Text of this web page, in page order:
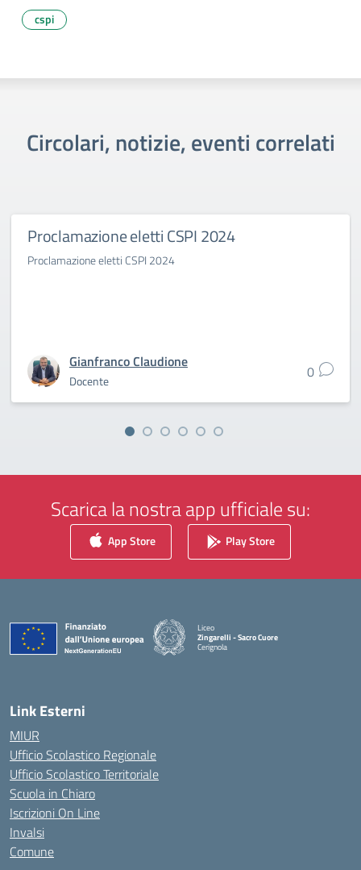
cspi
Circolari, notizie, eventi correlati
Proclamazione eletti CSPI 2024
Proclamazione eletti CSPI 2024
Gianfranco Claudione
Docente 0
Scarica la nostra app ufficiale su:
App Store Play Store
Liceo
Zingarelli - Sacro Cuore
Cerignola
— Visita la pagina iniziale della scuola
Link Esterni
MIUR
Ufficio Scolastico Regionale
Ufficio Scolastico Territoriale
Scuola in Chiaro
Iscrizioni On Line
Invalsi
Comune